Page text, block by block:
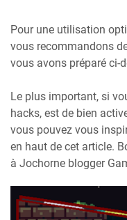
Pour une utilisation
vous recommandons
vous avons préparé ci-
Le plus important, si
hacks, est de bien
vous pouvez vous
en haut de cet article.
à Jochorne blogger